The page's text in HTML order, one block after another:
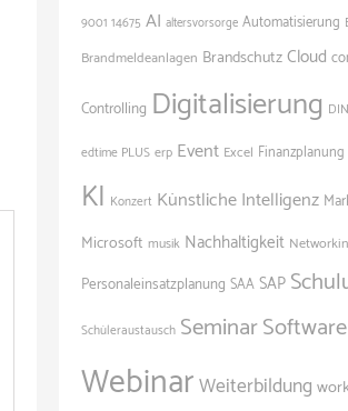
9001 14675 AI altersvorsorge Automatisierung
Brandmeldeanlagen BrandschutzCloud
Controlling Digitalisierung DIN
edtime PLUS erp Event Excel Finanzplanung
KI Konzert Künstliche Intelligenz
Microsoft musik Nachhaltigkeit
Personaleinsatzplanung SAASAP
Schüleraustausch SeminarSoftware
WebinarWeiterbildung